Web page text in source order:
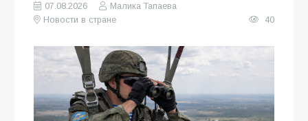
07.08.2026
Малика Тапаева
Новости в стране
40